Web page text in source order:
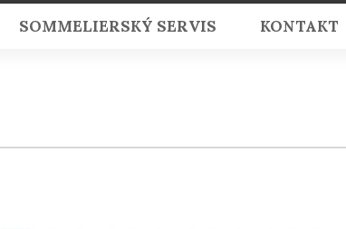
SOMMELIERSKÝ SERVIS KONTAKT